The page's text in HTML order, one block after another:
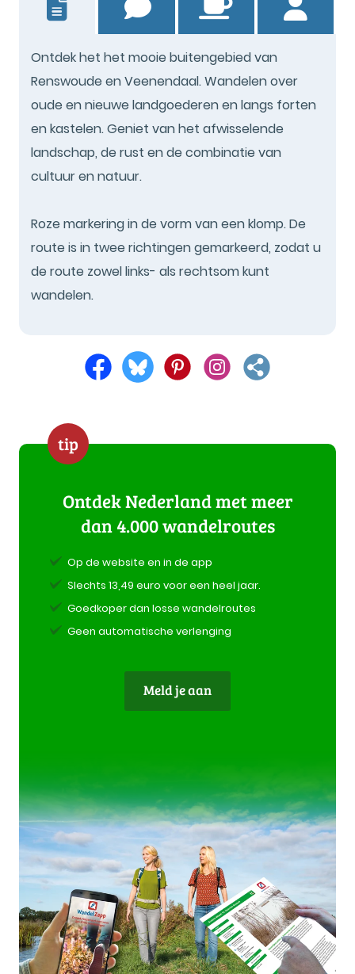
Ontdek het het mooie buitengebied van
Renswoude en Veenendaal. Wandelen over
oude en nieuwe landgoederen en langs forten
en kastelen. Geniet van het afwisselende
landschap, de rust en de combinatie van
cultuur en natuur.
Roze markering in de vorm van een klomp. De
route is in twee richtingen gemarkeerd, zodat u
de route zowel links- als rechtsom kunt
wandelen.
tip
Ontdek Nederland met meer
dan 4.000 wandelroutes
Op de website en in de app
Slechts 13,49 euro voor een heel jaar.
Goedkoper dan losse wandelroutes
Geen automatische verlenging
Meld je aan